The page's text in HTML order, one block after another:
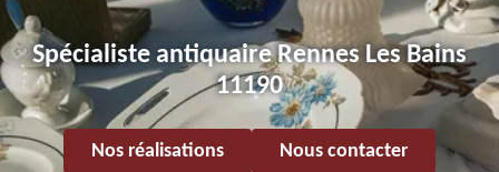
Spécialiste antiquaire Rennes Les Bains
11190
Nos réalisations Nous contacter